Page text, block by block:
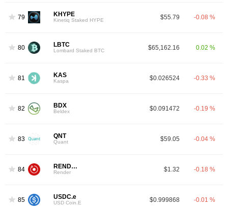
79 KHYPE
Kinetiq Staked HYPE $55.79 -0.08 %
80 LBTC
Lombard Staked BTC $65,162.16 0.02 %
81 KAS
Kaspa $0.026524 -0.33 %
82 BDX
Beldex $0.091472 -0.19 %
83 QNT
Quant $59.05 -0.04 %
84 RENDER
Render $1.32 -0.18 %
85 USDC.e
USD Coin.E $0.999868 -0.01 %